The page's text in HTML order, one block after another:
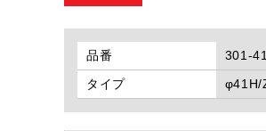
品番 301-
タイプ
φ41H/